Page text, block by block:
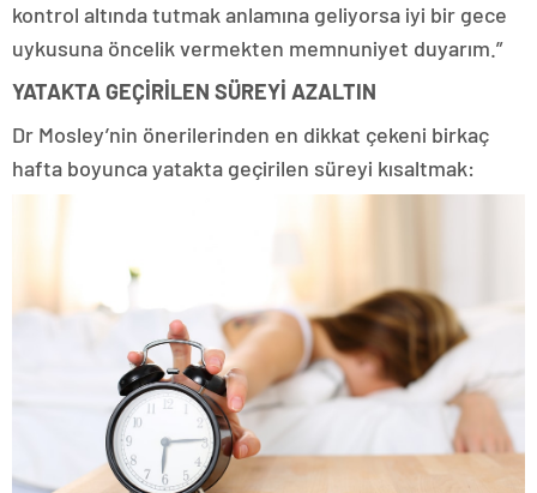
kontrol altında tutmak anlamına geliyorsa iyi bir gece
uykusuna öncelik vermekten memnuniyet duyarım.”
YATAKTA GEÇİRİLEN SÜREYİ AZALTIN
Dr Mosley’nin önerilerinden en dikkat çekeni birkaç
hafta boyunca yatakta geçirilen süreyi kısaltmak: